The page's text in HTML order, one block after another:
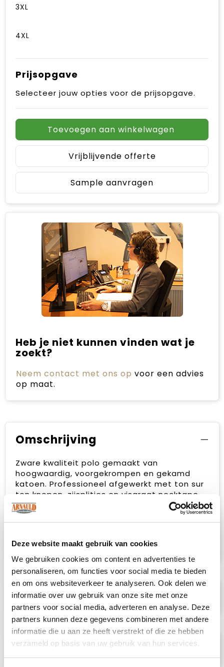
Deze website maakt gebruik van cookies
We gebruiken cookies om content en advertenties te
personaliseren, om functies voor social media te bieden
en om ons websiteverkeer te analyseren. Ook delen we
informatie over uw gebruik van onze site met onze
partners voor social media, adverteren en analyse. Deze
partners kunnen deze gegevens combineren met andere
informatie die u aan ze heeft verstrekt of die ze hebben
verzameld op basis van uw gebruik van hun services.
3XL
4XL
Prijsopgave
Selecteer jouw opties voor de prijsopgave.
Toevoegen aan winkelwagen
Vrijblijvende offerte
Sample aanvragen
Heb je niet kunnen vinden wat je
zoekt?
Neem contact met ons op voor een advies
op maat.
Omschrijving
Zware kwaliteit polo gemaakt van
hoogwaardig, voorgekrompen en gekamd
katoen. Professioneel afgewerkt met ton sur
ton knopen, zijsplitjes en visgraat necktape
voor een optimaal draagcomfort. De
behandelingen met softener en enzymen
zorgen ervoor dat de polo zacht en glad
het allerbeste uit kleding wil halen.
Specificaties
Prijsspecificaties